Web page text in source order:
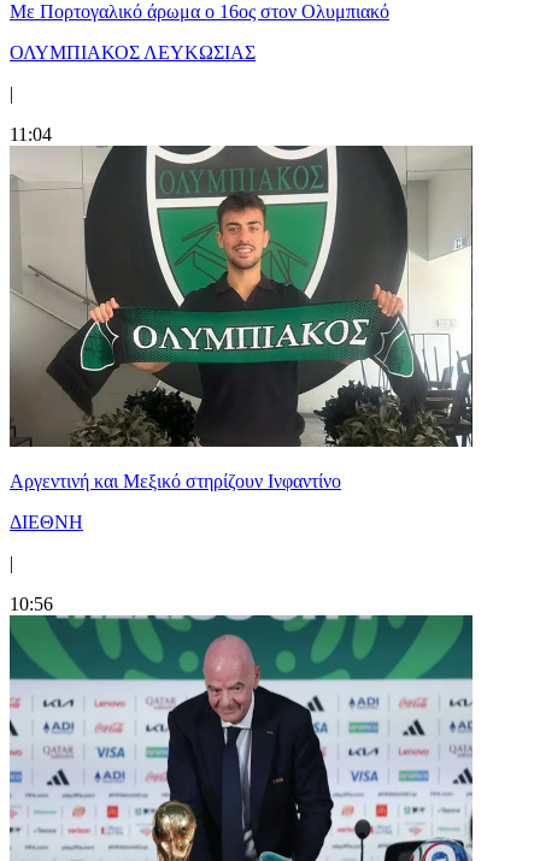
Με Πορτογαλικό άρωμα ο 16ος στον Ολυμπιακό
ΟΛΥΜΠΙΑΚΟΣ ΛΕΥΚΩΣΙΑΣ
|
11:04
Αργεντινή και Μεξικό στηρίζουν Ινφαντίνο
ΔΙΕΘΝΗ
|
10:56